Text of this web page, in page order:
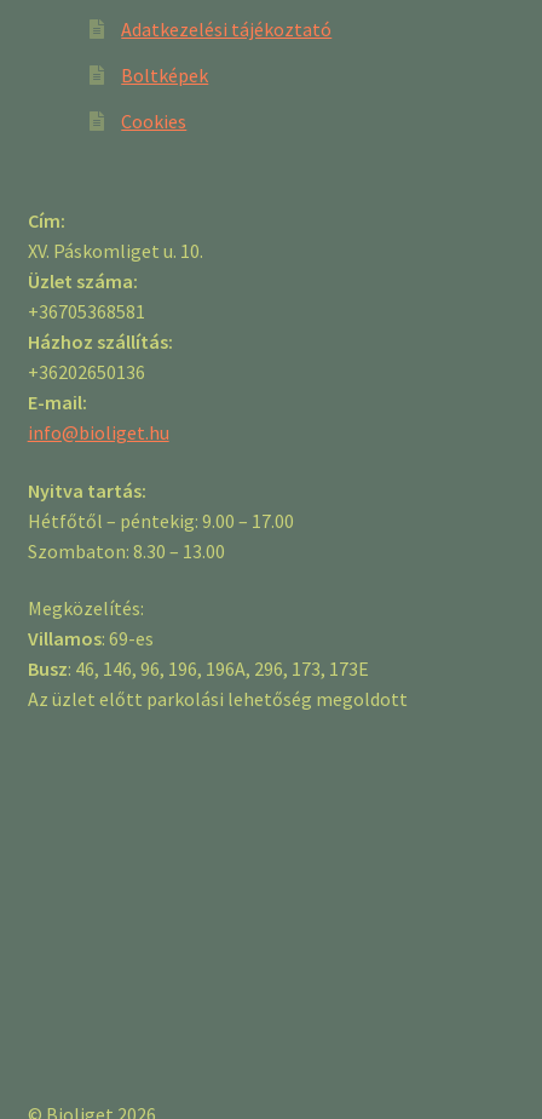
Adatkezelési tájékoztató
Boltképek
Cookies
Cím:
XV. Páskomliget u. 10.
Üzlet száma:
+36705368581
Házhoz szállítás:
+36202650136
E-mail:
info@bioliget.hu
Nyitva tartás:
Hétfőtől – péntekig: 9.00 – 17.00
Szombaton: 8.30 – 13.00
Megközelítés:
Villamos: 69-es
Busz: 46, 146, 96, 196, 196A, 296, 173, 173E
Az üzlet előtt parkolási lehetőség megoldott
© Bioliget 2026